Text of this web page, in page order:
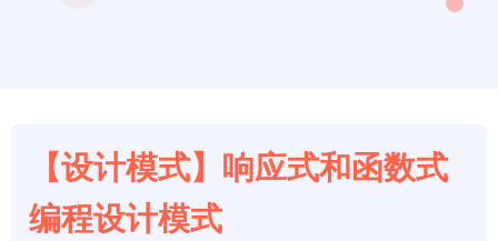
【设计模式】响应式和函数式
编程设计模式